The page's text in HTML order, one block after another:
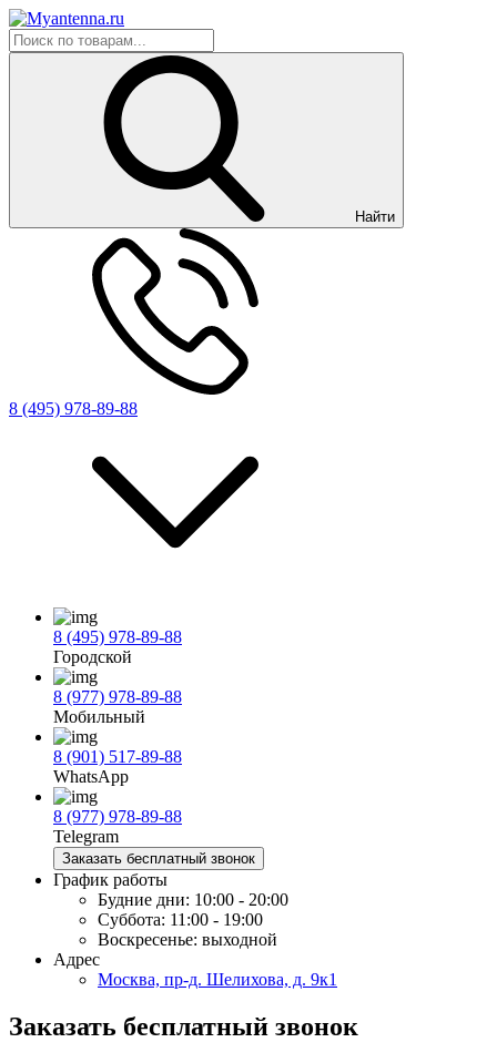
Найти
8 (495) 978-89-88
8 (495) 978-89-88
Городской
8 (977) 978-89-88
Мобильный
8 (901) 517-89-88
WhatsApp
8 (977) 978-89-88
Telegram
Заказать бесплатный звонок
График работы
Будние дни: 10:00 - 20:00
Суббота: 11:00 - 19:00
Воскресенье: выходной
Адрес
Москва, пр-д. Шелихова, д. 9к1
Заказать бесплатный звонок